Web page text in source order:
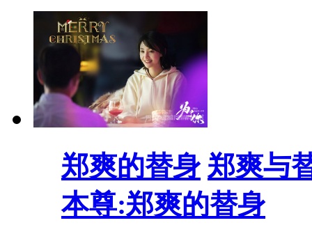
郑爽的替身 郑爽与
本尊:郑爽的替身